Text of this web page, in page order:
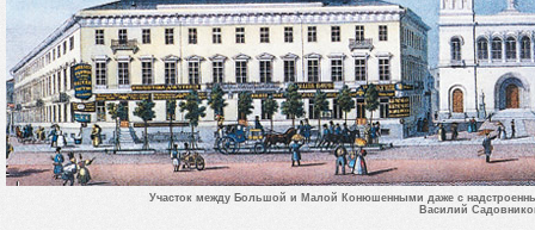
Участок между Большой и Малой Конюшенными даже с
Василий